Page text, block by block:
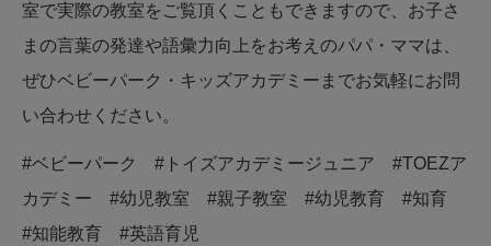
室で実際の教室をご覧頂くこともできますので、お子さ
まの言葉の発達や語彙力向上をお考えのパパ・ママは、
ぜひベビーパーク・キッズアカデミーまでお気軽にお問
い合わせください。
#ベビーパーク #トイズアカデミージュニア #TOEZア
カデミー #幼児教室 #親子教室 #幼児教育 #知育
#知能教育 #英語育児